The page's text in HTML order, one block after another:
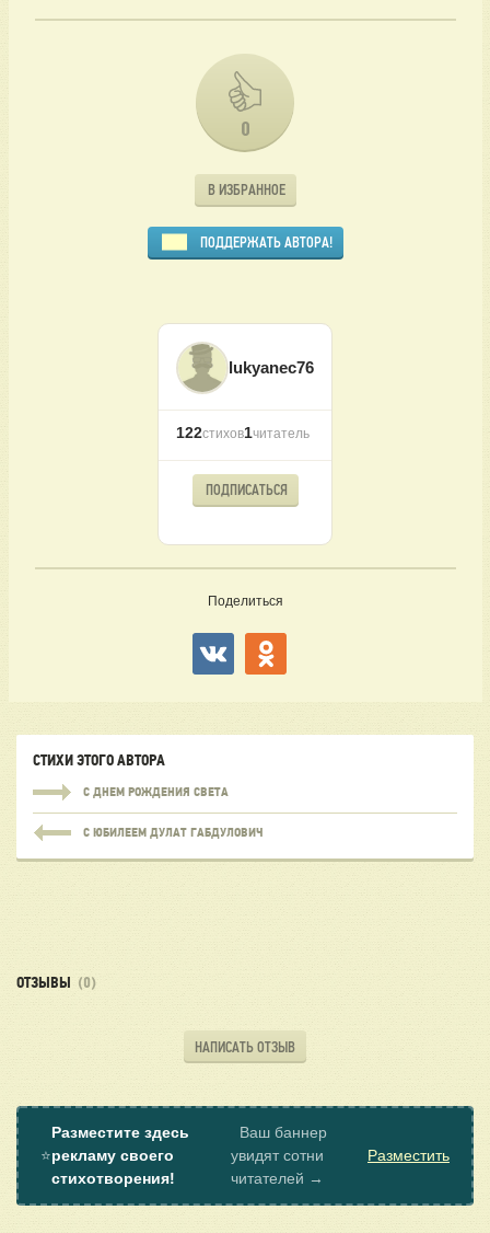
0
В ИЗБРАННОЕ
ПОДДЕРЖАТЬ АВТОРА!
lukyanec76
122стихов1читатель
ПОДПИСАТЬСЯ
Поделиться
СТИХИ ЭТОГО АВТОРА
С ДНЕМ РОЖДЕНИЯ СВЕТА
С ЮБИЛЕЕМ ДУЛАТ ГАБДУЛОВИЧ
ОТЗЫВЫ (0)
НАПИСАТЬ ОТЗЫВ
⭐
Разместите здесь
рекламу своего
стихотворения!
Ваш баннер
увидят сотни
читателей →
Разместить